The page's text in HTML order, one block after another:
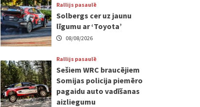
Rallijs pasaulē
Solbergs cer uz jaunu
līgumu ar ‘Toyota’
08/08/2026
Rallijs pasaulē
Sešiem WRC braucējiem
Somijas policija piemēro
pagaidu auto vadīšanas
aizliegumu